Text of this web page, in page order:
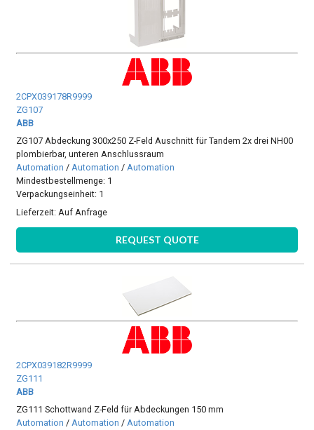
2CPX039178R9999
ZG107
ABB
ZG107 Abdeckung 300x250 Z-Feld Auschnitt für Tandem 2x drei NH00
plombierbar, unteren Anschlussraum
Automation /Automation /Automation
Mindestbestellmenge: 1
Verpackungseinheit: 1
Lieferzeit: Auf Anfrage
REQUEST QUOTE
2CPX039182R9999
ZG111
ABB
ZG111 Schottwand Z-Feld für Abdeckungen 150 mm
Automation / Automation / Automation